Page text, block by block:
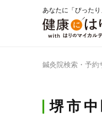
あなたに「ぴった
鍼灸院検索・予約
堺市